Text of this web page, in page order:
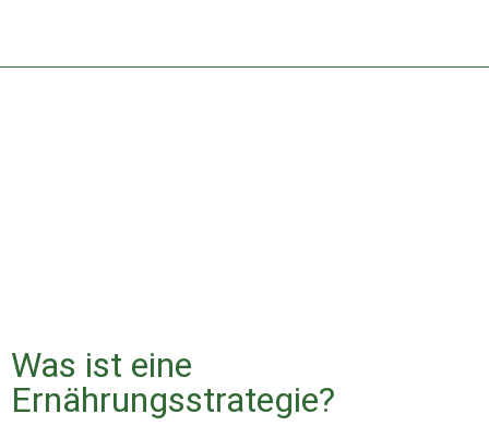
Was ist eine
Ernährungsstrategie?